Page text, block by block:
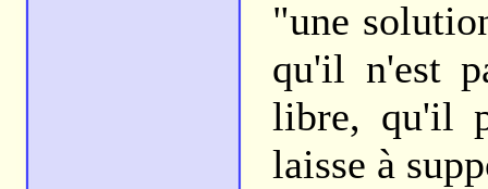
"une
qu'il n'est
libre, qu'il
laisse à